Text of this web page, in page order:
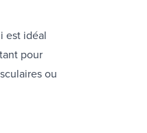
est idéal
pour
ou